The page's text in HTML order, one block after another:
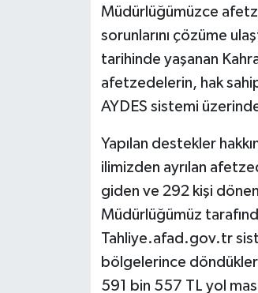
Müdürlüğümüzce
sorunlarını çözüme
tarihinde yaşanan
afetzedelerin, hak
AYDES sistemi
Yapılan destekler
ilimizden ayrılan
giden ve 292 kişi
Müdürlüğümüz
Tahliye.afad.gov.tr
bölgelerince
591 bin 557 TL yol